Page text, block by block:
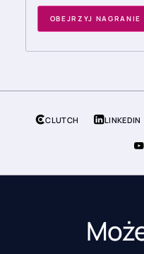
OBEJRZYJ NAGRANIE
CLUTCH LINKEDIN